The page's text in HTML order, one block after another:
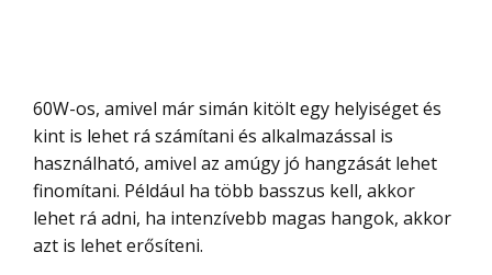
60W-os, amivel már simán kitölt egy helyiséget és
kint is lehet rá számítani és alkalmazással is
használható, amivel az amúgy jó hangzását lehet
finomítani. Például ha több basszus kell, akkor
lehet rá adni, ha intenzívebb magas hangok, akkor
azt is lehet erősíteni.